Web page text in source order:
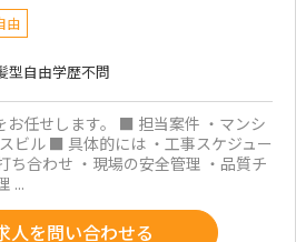
由
型自由学歴不問
お任せします。 ■ 担当案件 ・マンシ
ビル ■ 具体的には ・工事スケジュー
ち合わせ ・現場の安全管理 ・品質チ
...
人を問い合わせる